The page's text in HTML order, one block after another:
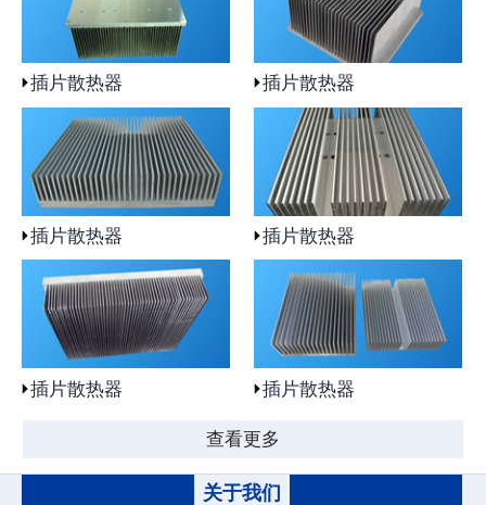
插片散热器 插片散热器
插片散热器 插片散热器
插片散热器 插片散热器
查看更多
关于我们